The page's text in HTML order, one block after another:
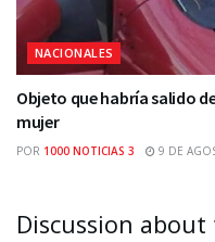
NACIONALES
Objeto que habría salido
mujer
POR 1000 NOTICIAS 3 9 DE
Discussion